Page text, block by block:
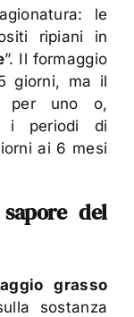
le
ripiani in
”. Il formaggio
giorni, ma il
per uno o,
i periodi di
ai 6 mesi
del
grasso
sostanza